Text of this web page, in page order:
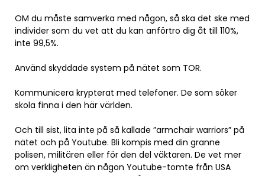
OM du måste samverka med någon, så ska det ske med
individer som du vet att du kan anförtro dig åt till 110%,
inte 99,5%.
Använd skyddade system på nätet som TOR.
Kommunicera krypterat med telefoner. De som söker
skola finna i den här världen.
Och till sist, lita inte på så kallade ”armchair warriors” på
nätet och på Youtube. Bli kompis med din granne
polisen, militären eller för den del väktaren. De vet mer
om verkligheten än någon Youtube-tomte från USA